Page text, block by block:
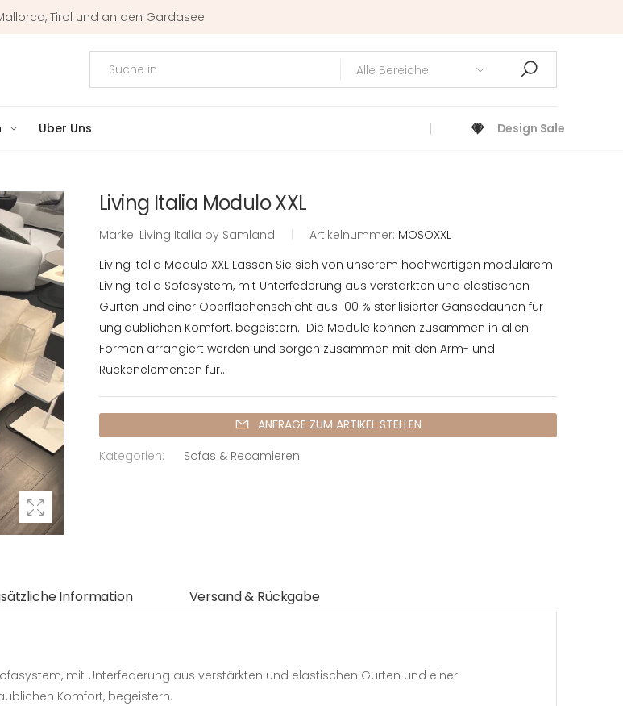
Tirol und an den Gardasee
Über Uns Design Sale
Living Italia Modulo XXL
Marke: Living Italia by Samland Artikelnummer: MOSOXXL
Living Italia Modulo XXL Lassen Sie sich von unserem hochwertigen modularem
Living Italia Sofasystem, mit Unterfederung aus verstärkten und elastischen
Gurten und einer Oberflächenschicht aus 100 % sterilisierter Gänsedaunen für
unglaublichen Komfort, begeistern. Die Module können zusammen in allen
Formen arrangiert werden und sorgen zusammen mit den Arm- und
Rückenelementen für...
ANFRAGE ZUM ARTIKEL STELLEN
Kategorien:
Sofas & Recamieren
Information Versand & Rückgabe
mit Unterfederung aus verstärkten und elastischen Gurten und einer
Komfort, begeistern.